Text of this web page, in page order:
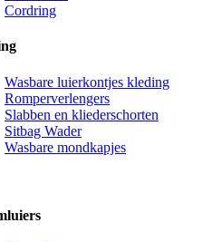
Cordring
Wasbare luierkontjes kleding
Romperverlengers
Slabben en kliederschorten
Sitbag Wader
Wasbare mondkapjes